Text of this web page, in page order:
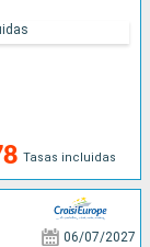
Tasas incluidas
06/07/2027